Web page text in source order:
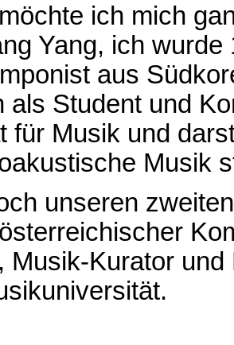
ich mich
Yang, ich
aus
als Student und
für Musik und
Musik
unseren
Musik-Kurator